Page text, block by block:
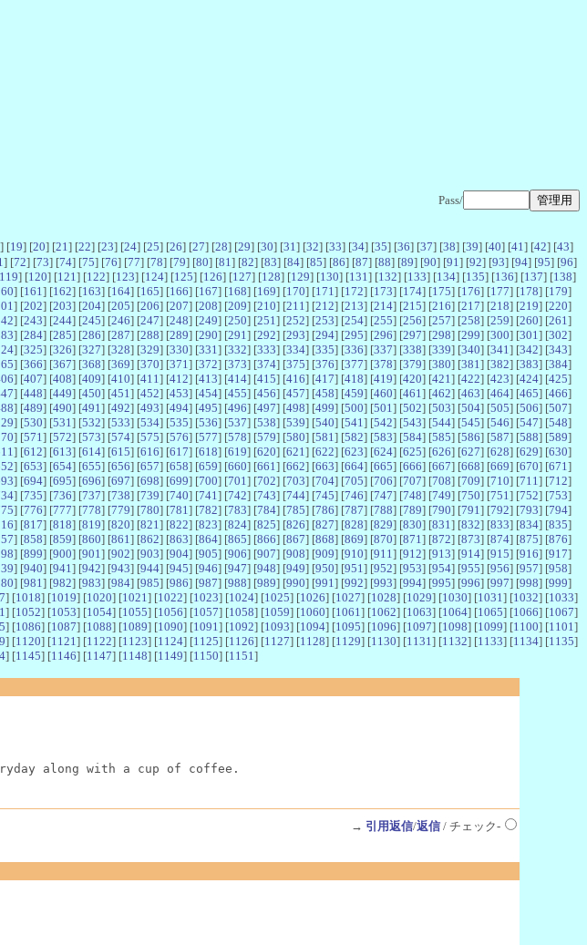
Pass/
] [19] [20] [21 ] [22] [23] [24] [25] [26] [27] [28] [29] [30] [31 ] [32] [33] [34] [35] [36] [37] [38] [39] [40] [41 ] [42] [43]
] [72] [73] [74] [75] [76] [77] [78] [79] [80] [81 ] [82] [83] [84] [85] [86] [87] [88] [89] [90] [91 ] [92] [93] [94] [95] [96]
119] [120] [121 ] [122] [123] [124] [125] [126] [127] [128] [129] [130] [131 ] [132] [133] [134] [135] [136] [137] [138]
] [161 ] [162] [163] [164] [165] [166] [167] [168] [169] [170] [171 ] [172] [173] [174] [175] [176] [177] [178] [179]
] [202] [203] [204] [205] [206] [207] [208] [209] [210] [211 ] [212] [213] [214] [215] [216] [217] [218] [219] [220]
] [243] [244] [245] [246] [247] [248] [249] [250] [251 ] [252] [253] [254] [255] [256] [257] [258] [259] [260] [261 ]
] [284] [285] [286] [287] [288] [289] [290] [291 ] [292] [293] [294] [295] [296] [297] [298] [299] [300] [301 ] [302]
] [325] [326] [327] [328] [329] [330] [331 ] [332] [333] [334] [335] [336] [337] [338] [339] [340] [341 ] [342] [343]
] [366] [367] [368] [369] [370] [371 ] [372] [373] [374] [375] [376] [377] [378] [379] [380] [381 ] [382] [383] [384]
] [407] [408] [409] [410] [411 ] [412] [413] [414] [415] [416] [417] [418] [419] [420] [421 ] [422] [423] [424] [425]
] [448] [449] [450] [451 ] [452] [453] [454] [455] [456] [457] [458] [459] [460] [461 ] [462] [463] [464] [465] [466]
] [489] [490] [491 ] [492] [493] [494] [495] [496] [497] [498] [499] [500] [501 ] [502] [503] [504] [505] [506] [507]
] [530] [531 ] [532] [533] [534] [535] [536] [537] [538] [539] [540] [541 ] [542] [543] [544] [545] [546] [547] [548]
] [571 ] [572] [573] [574] [575] [576] [577] [578] [579] [580] [581 ] [582] [583] [584] [585] [586] [587] [588] [589]
] [612] [613] [614] [615] [616] [617] [618] [619] [620] [621 ] [622] [623] [624] [625] [626] [627] [628] [629] [630]
] [653] [654] [655] [656] [657] [658] [659] [660] [661 ] [662] [663] [664] [665] [666] [667] [668] [669] [670] [671 ]
] [694] [695] [696] [697] [698] [699] [700] [701 ] [702] [703] [704] [705] [706] [707] [708] [709] [710] [711 ] [712]
] [735] [736] [737] [738] [739] [740] [741 ] [742] [743] [744] [745] [746] [747] [748] [749] [750] [751 ] [752] [753]
] [776] [777] [778] [779] [780] [781 ] [782] [783] [784] [785] [786] [787] [788] [789] [790] [791 ] [792] [793] [794]
] [817] [818] [819] [820] [821 ] [822] [823] [824] [825] [826] [827] [828] [829] [830] [831 ] [832] [833] [834] [835]
] [858] [859] [860] [861 ] [862] [863] [864] [865] [866] [867] [868] [869] [870] [871 ] [872] [873] [874] [875] [876]
] [899] [900] [901 ] [902] [903] [904] [905] [906] [907] [908] [909] [910] [911 ] [912] [913] [914] [915] [916] [917]
] [940] [941 ] [942] [943] [944] [945] [946] [947] [948] [949] [950] [951 ] [952] [953] [954] [955] [956] [957] [958]
] [981 ] [982] [983] [984] [985] [986] [987] [988] [989] [990] [991 ] [992] [993] [994] [995] [996] [997] [998] [999]
] [1018] [1019] [1020] [1021 ] [1022] [1023] [1024] [1025] [1026] [1027] [1028] [1029] [1030] [1031 ] [1032] [1033]
] [1052] [1053] [1054] [1055] [1056] [1057] [1058] [1059] [1060] [1061 ] [1062] [1063] [1064] [1065] [1066] [1067]
] [1086] [1087] [1088] [1089] [1090] [1091 ] [1092] [1093] [1094] [1095] [1096] [1097] [1098] [1099] [1100] [1101 ]
] [1120] [1121 ] [1122] [1123] [1124] [1125] [1126] [1127] [1128] [1129] [1130] [1131 ] [1132] [1133] [1134] [1135]
] [1145] [1146] [1147] [1148] [1149] [1150] [1151 ]
along with a cup of coffee.
→ 引用返信/返信/ チェック-